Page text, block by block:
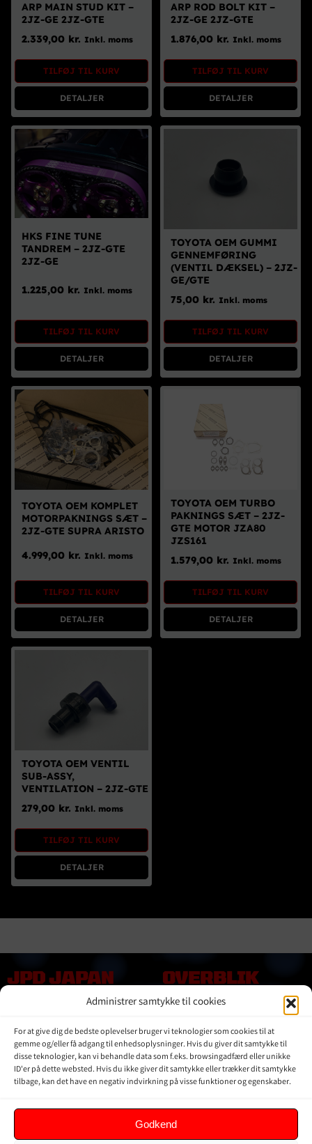
Administrer samtykke til cookies
For at give dig de bedste oplevelser bruger vi teknologier som cookies til at
gemme og/eller få adgang til enhedsoplysninger. Hvis du giver dit samtykke til
disse teknologier, kan vi behandle data som f.eks. browsingadfærd eller unikke
ID'er på dette websted. Hvis du ikke giver dit samtykke eller trækker dit samtykke
tilbage, kan det have en negativ indvirkning på visse funktioner og egenskaber.
Godkend
ARP MAIN STUD KIT –
2JZ-GE 2JZ-GTE
2.339,00 kr. Inkl. moms
TILFØJ TIL KURV
DETALJER
ARP ROD BOLT KIT –
2JZ-GE 2JZ-GTE
1.876,00 kr. Inkl. moms
TILFØJ TIL KURV
DETALJER
HKS FINE TUNE
TANDREM – 2JZ-GTE
2JZ-GE
1.225,00 kr. Inkl. moms
TILFØJ TIL KURV
DETALJER
TOYOTA OEM GUMMI
GENNEMFØRING
(VENTIL DÆKSEL) – 2JZ-
GE/GTE
75,00 kr. Inkl. moms
TILFØJ TIL KURV
DETALJER
TOYOTA OEM KOMPLET
MOTORPAKNINGS SÆT –
2JZ-GTE SUPRA ARISTO
4.999,00 kr. Inkl. moms
TILFØJ TIL KURV
DETALJER
TOYOTA OEM TURBO
PAKNINGS SÆT – 2JZ-
GTE MOTOR JZA80
JZS161
1.579,00 kr. Inkl. moms
TILFØJ TIL KURV
DETALJER
TOYOTA OEM VENTIL
SUB-ASSY,
VENTILATION – 2JZ-GTE
279,00 kr. Inkl. moms
TILFØJ TIL KURV
DETALJER
JPD JAPAN
DENMARK
Kontakt Os
Om JPD Japan Denmark
Handelsbetingelser
Privat Politik
OVERBLIK
Online shop
Vores Mærker